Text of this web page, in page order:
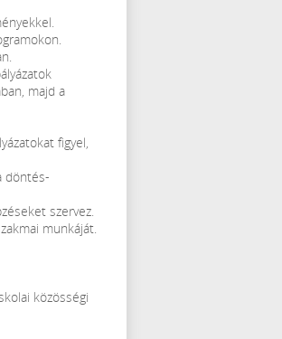
majd a
figyel,
döntés-
szervez.
munkáját.
közösségi